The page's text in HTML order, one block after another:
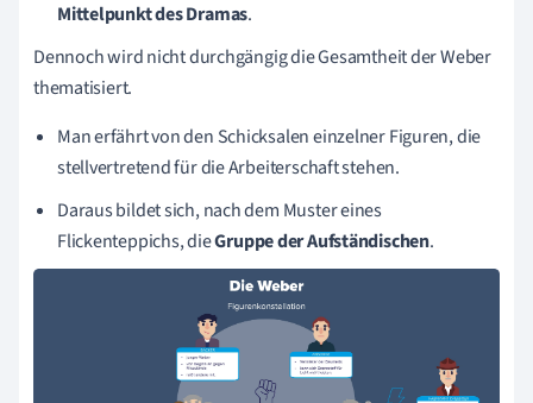
Mittelpunkt des Dramas.
Dennoch wird nicht durchgängig die Gesamtheit der Weber
thematisiert.
Man erfährt von den Schicksalen einzelner Figuren, die
stellvertretend für die Arbeiterschaft stehen.
Daraus bildet sich, nach dem Muster eines
Flickenteppichs, dieGruppe der Aufständischen.